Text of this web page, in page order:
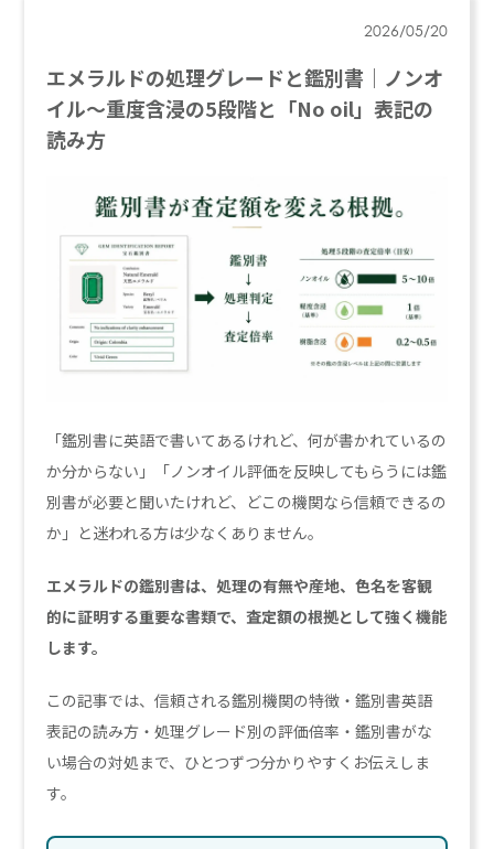
2026/05/20
エメラルドの処理グレードと鑑別書｜ノンオ
イル〜重度含浸の5段階と「No oil」表記の
読み方
「鑑別書に英語で書いてあるけれど、何が書かれているの
か分からない」「ノンオイル評価を反映してもらうには鑑
別書が必要と聞いたけれど、どこの機関なら信頼できるの
か」と迷われる方は少なくありません。
エメラルドの鑑別書は、処理の有無や産地、色名を客観
的に証明する重要な書類で、査定額の根拠として強く機能
します。
この記事では、信頼される鑑別機関の特徴・鑑別書英語
表記の読み方・処理グレード別の評価倍率・鑑別書がな
い場合の対処まで、ひとつずつ分かりやすくお伝えしま
す。